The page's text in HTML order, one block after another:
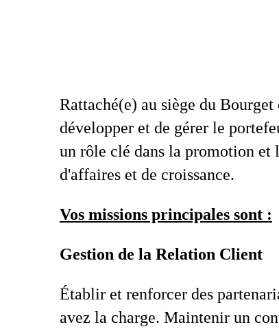
Rattaché(e) au siège du
développer et de gérer le
un rôle clé dans la promotion et
d'affaires et de croissance.
Vos missions principales sont :
Gestion de la Relation Client
Établir et renforcer des
avez la charge. Maintenir un